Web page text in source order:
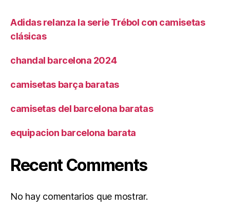
Adidas relanza la serie Trébol con camisetas
clásicas
chandal barcelona 2024
camisetas barça baratas
camisetas del barcelona baratas
equipacion barcelona barata
Recent Comments
No hay comentarios que mostrar.